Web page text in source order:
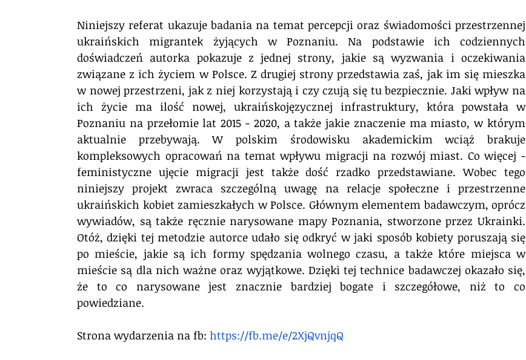
Niniejszy referat ukazuje badania na temat percepcji oraz świadomości przestrzennej
ukraińskich migrantek żyjących w Poznaniu. Na podstawie ich codziennych
doświadczeń autorka pokazuje z jednej strony, jakie są wyzwania i oczekiwania
związane z ich życiem w Polsce. Z drugiej strony przedstawia zaś, jak im się mieszka
w nowej przestrzeni, jak z niej korzystają i czy czują się tu bezpiecznie. Jaki wpływ na
ich życie ma ilość nowej, ukraińskojęzycznej infrastruktury, która powstała w
Poznaniu na przełomie lat 2015 - 2020, a także jakie znaczenie ma miasto, w którym
aktualnie przebywają. W polskim środowisku akademickim wciąż brakuje
kompleksowych opracowań na temat wpływu migracji na rozwój miast. Co więcej -
feministyczne ujęcie migracji jest także dość rzadko przedstawiane. Wobec tego
niniejszy projekt zwraca szczególną uwagę na relacje społeczne i przestrzenne
ukraińskich kobiet zamieszkałych w Polsce. Głównym elementem badawczym, oprócz
wywiadów, są także ręcznie narysowane mapy Poznania, stworzone przez Ukrainki.
Otóż, dzięki tej metodzie autorce udało się odkryć w jaki sposób kobiety poruszają się
po mieście, jakie są ich formy spędzania wolnego czasu, a także które miejsca w
mieście są dla nich ważne oraz wyjątkowe. Dzięki tej technice badawczej okazało się,
że to co narysowane jest znacznie bardziej bogate i szczegółowe, niż to co
powiedziane.
Strona wydarzenia na fb: https://fb.me/e/2XjQvnjqQ